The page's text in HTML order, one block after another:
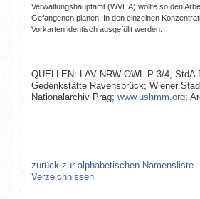
Verwaltungshauptamt (WVHA) wollte so den
Gefangenen planen. In den einzelnen
Vorkarten identisch ausgefüllt werden.
QUELLEN: LAV NRW OWL P 3/4, StdA
Gedenkstätte Ravensbrück; Wiener
Nationalarchiv Prag; www.ushmm.org;
zurück zur alphabetischen Namensliste
Verzeichnissen